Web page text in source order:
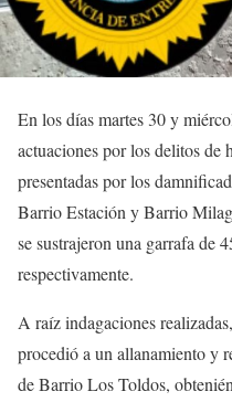
En los días martes 30 y
actuaciones por los delitos de
presentadas por los
Barrio Estación y Barrio
se sustrajeron una garrafa de
respectivamente.
A raíz indagaciones
procedió a un allanamiento y
de Barrio Los Toldos,